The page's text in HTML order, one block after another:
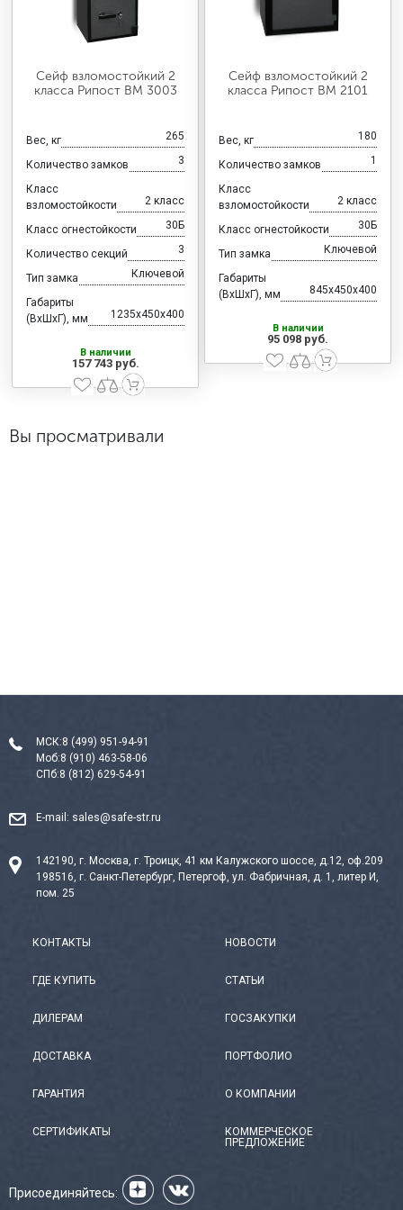
Сейф взломостойкий 2
класса Рипост ВМ 3003
Вес, кг 265
Количество замков 3
Класс
взломостойкости
2 класс
Класс огнестойкости 30Б
Количество секций 3
Тип замка Ключевой
Габариты
(ВхШхГ), мм
1235x450x400
В наличии
157 743 руб.
Сейф взломостойкий 2
класса Рипост ВМ 2101
Вес, кг 180
Количество замков 1
Класс
взломостойкости
2 класс
Класс огнестойкости 30Б
Тип замка Ключевой
Габариты
(ВхШхГ), мм
845x450x400
В наличии
95 098 руб.
Вы просматривали
МСК:8 (499) 951-94-91
Моб:8 (910) 463-58-06
СПб:8 (812) 629-54-91
E-mail: sales@safe-str.ru
142190, г. Москва, г. Троицк, 41 км Калужского шоссе, д.12, оф.209
198516, г. Санкт-Петербург, Петергоф, ул. Фабричная, д. 1, литер И,
пом. 25
КОНТАКТЫ
ГДЕ КУПИТЬ
ДИЛЕРАМ
ДОСТАВКА
ГАРАНТИЯ
СЕРТИФИКАТЫ
НОВОСТИ
СТАТЬИ
ГОСЗАКУПКИ
ПОРТФОЛИО
О КОМПАНИИ
КОММЕРЧЕСКОЕ
ПРЕДЛОЖЕНИЕ
Присоединяйтесь: